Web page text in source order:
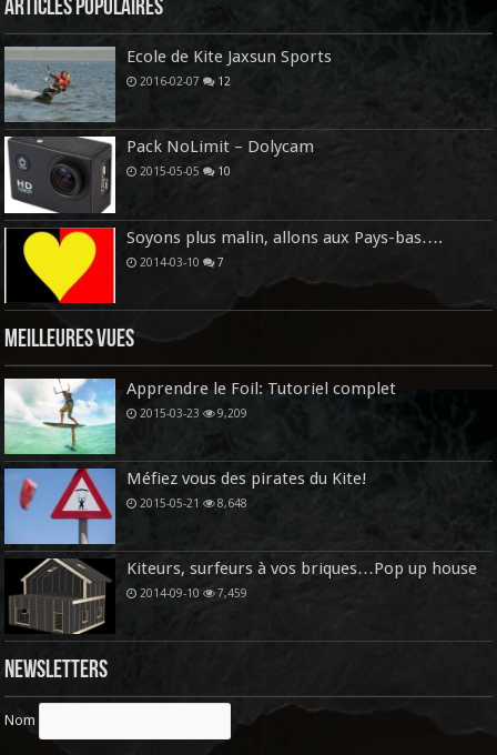
Articles Populaires
Ecole de Kite Jaxsun Sports
2016-02-07 12
Pack NoLimit – Dolycam
2015-05-05 10
Soyons plus malin, allons aux Pays-bas….
2014-03-10 7
Meilleures vues
Apprendre le Foil: Tutoriel complet
2015-03-23 9,209
Méfiez vous des pirates du Kite!
2015-05-21 8,648
Kiteurs, surfeurs à vos briques…Pop up house
2014-09-10 7,459
Newsletters
Nom